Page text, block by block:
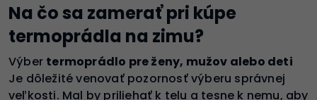
Na čo sa zamerať pri kúpe
termoprádla na zimu?
Výber termoprádlo pre ženy, mužov alebo deti
Je dôležité venovať pozornosť výberu správnej
veľkosti. Mal by priliehať k telu a tesne k nemu, aby